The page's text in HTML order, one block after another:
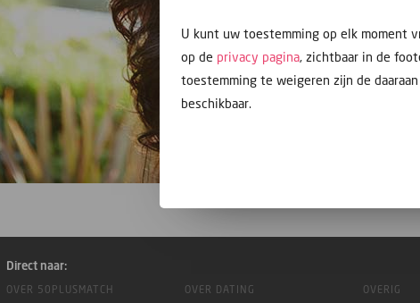
Direct naar:
OVER 50PLUSMATCH OVER DATING OVERIG
U kunt uw toestemming op elk moment
op de privacy pagina, zichtbaar in de
toestemming te weigeren zijn de
beschikbaar.